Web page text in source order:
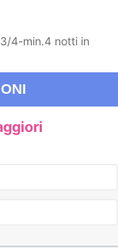
4-min.4 notti in